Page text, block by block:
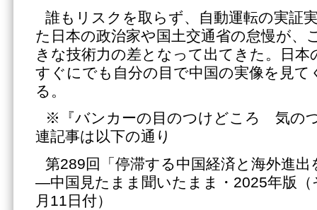
誰もリスクを取らず、自動運転の実証
た日本の政治家や国土交通省の怠慢が、
きな技術力の差となって出てきた。日本
すぐにでも自分の目で中国の実像を見
る。
※『バンカーの目のつけどころ 気の
連記事は以下の通り
第289回「停滞する中国経済と海外進
―中国見たまま聞いたまま・2025年版（
月11日付）